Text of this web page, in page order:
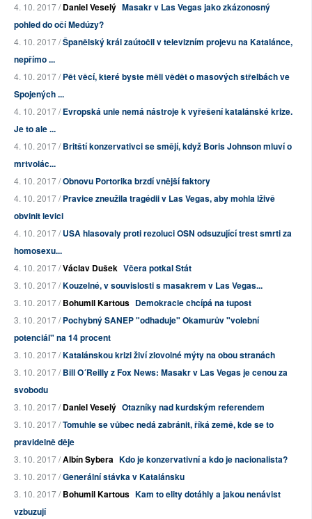
4. 10. 2017 /Daniel Veselý Masakr v Las Vegas jako zkázonosný
pohled do očí Medúzy?
4. 10. 2017 /Španělský král zaútočil v televizním projevu na Katalánce,
nepřímo ...
4. 10. 2017 /Pět věcí, které byste měli vědět o masových střelbách ve
Spojených ...
4. 10. 2017 /Evropská unie nemá nástroje k vyřešení katalánské krize.
Je to ale ...
4. 10. 2017 /Britští konzervativci se smějí, když Boris Johnson mluví o
mrtvolác...
4. 10. 2017 /Obnovu Portorika brzdí vnější faktory
4. 10. 2017 /Pravice zneužila tragédii v Las Vegas, aby mohla lživě
obvinit levici
4. 10. 2017 /USA hlasovaly proti rezoluci OSN odsuzující trest smrti za
homosexu...
4. 10. 2017 /Václav Dušek Včera potkal Stát
3. 10. 2017 /Kouzelné, v souvislosti s masakrem v Las Vegas...
3. 10. 2017 /Bohumil Kartous Demokracie chcípá na tupost
3. 10. 2017 /Pochybný SANEP "odhaduje" Okamurův "volební
potenciál" na 14 procent
3. 10. 2017 /Katalánskou krizi živí zlovolné mýty na obou stranách
3. 10. 2017 /Bill O´Reilly z Fox News: Masakr v Las Vegas je cenou za
svobodu
3. 10. 2017 /Daniel Veselý Otazníky nad kurdským referendem
3. 10. 2017 /Tomuhle se vůbec nedá zabránit, říká země, kde se to
pravidelně děje
3. 10. 2017 /Albín Sybera Kdo je konzervativní a kdo je nacionalista?
3. 10. 2017 /Generální stávka v Katalánsku
3. 10. 2017 /Bohumil Kartous Kam to elity dotáhly a jakou nenávist
vzbuzují